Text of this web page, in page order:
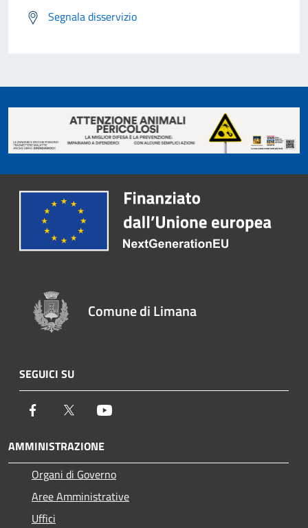
Segnala disservizio
Comune di Limana
SEGUICI SU
Facebook Twitter
AMMINISTRAZIONE
Organi di Governo
Aree Amministrative
Uffici